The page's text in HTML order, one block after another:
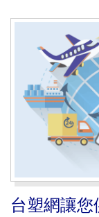
台塑網讓您